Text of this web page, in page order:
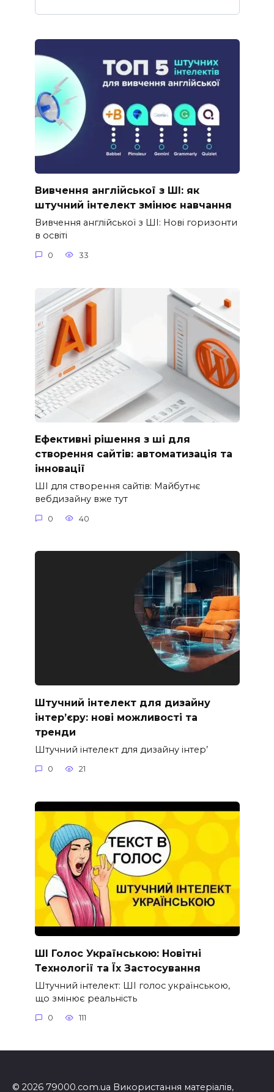
Вивчення англійської з ШІ: як
штучний інтелект змінює навчання
Вивчення англійської з ШІ: Нові горизонти
в освіті
0 33
Ефективні рішення з ші для
створення сайтів: автоматизація та
інновації
ШІ для створення сайтів: Майбутнє
вебдизайну вже тут
0 40
Штучний інтелект для дизайну
інтер’єру: нові можливості та
тренди
Штучний інтелект для дизайну інтер’
0 21
ШІ Голос Українською: Новітні
Технології та Їх Застосування
Штучний інтелект: ШІ голос українською,
що змінює реальність
0 111
© 2026 79000.com.ua Використання матеріалів,